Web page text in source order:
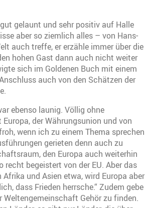
gelaunt und sehr positiv auf Halle
aber so ziemlich alles – von Hans-
auch treffe, er erzähle immer über die
hohen Gast dann auch nicht weiter
sich im Goldenen Buch mit einem
auch von den Schätzen der
ebenso launig. Völlig ohne
der Währungsunion und von
wenn ich zu einem Thema sprechen
gerieten denn auch zu
den Europa auch weiterhin
recht begeistert von der EU. Aber das
und Asien etwa, wird Europa aber
dass Frieden herrsche.“ Zudem gebe
Weltengemeinschaft Gehör zu finden.